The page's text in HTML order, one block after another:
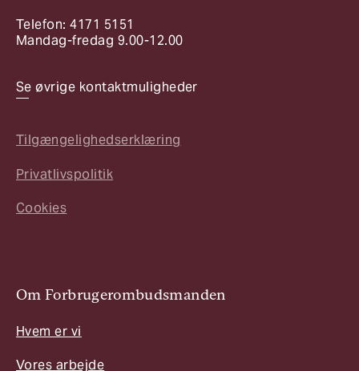
Telefon: 4171 5151
Mandag-fredag 9.00-12.00
Se øvrige kontaktmuligheder
Tilgængelighedserklæring
Privatlivspolitik
Cookies
Om Forbrugerombudsmanden
Hvem er vi
Vores arbejde